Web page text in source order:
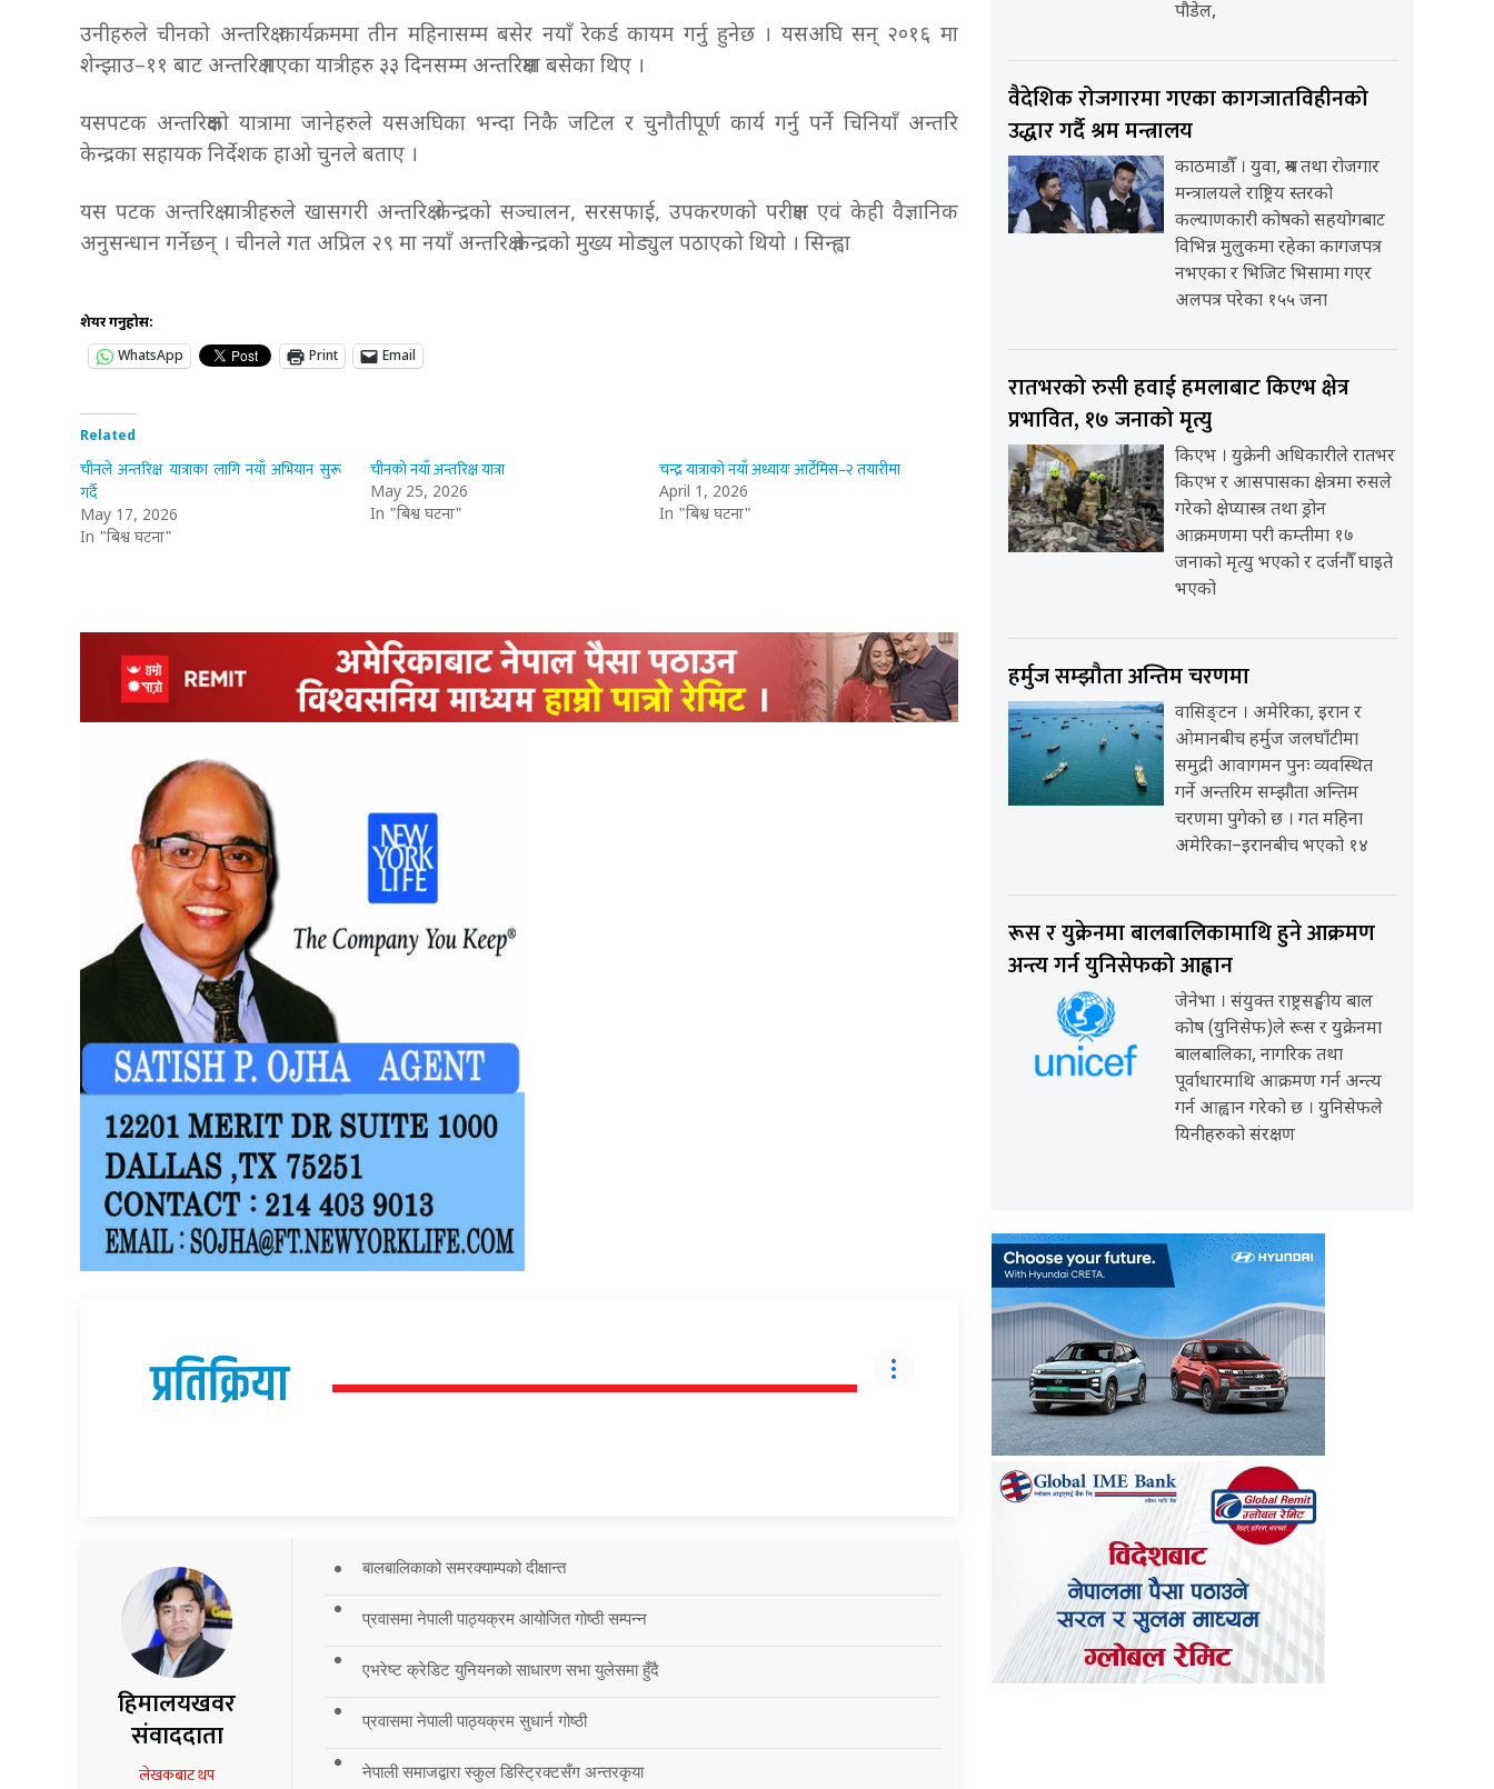
उनीहरुले चीनको अन्तरिक्ष कार्यक्रममा तीन महिनासम्म बसेर नयाँ रेकर्ड कायम गर्नु हुनेछ । यसअघि सन् २०१६ मा
शेन्झाउ–११ बाट अन्तरिक्ष गएका यात्रीहरु ३३ दिनसम्म अन्तरिक्षमा बसेका थिए ।
यसपटक अन्तरिक्षको यात्रामा जानेहरुले यसअघिका भन्दा निकै जटिल र चुनौतीपूर्ण कार्य गर्नु पर्ने चिनियाँ अन्तरिक्ष
केन्द्रका सहायक निर्देशक हाओ चुनले बताए ।
यस पटक अन्तरिक्ष यात्रीहरुले खासगरी अन्तरिक्ष केन्द्रको सञ्चालन, सरसफाई, उपकरणको परीक्षण एवं केही वैज्ञानिक
अनुसन्धान गर्नेछन् । चीनले गत अप्रिल २९ मा नयाँ अन्तरिक्ष केन्द्रको मुख्य मोड्युल पठाएको थियो । सिन्ह्वा
शेयर गर्नुहोस:
WhatsApp
Print Email
Related
चीनले अन्तरिक्ष यात्राका लागि नयाँ अभियान सुरू
गर्दै
May 17, 2026
In "बिश्व घटना"
चीनको नयाँ अन्तरिक्ष यात्रा
May 25, 2026
In "बिश्व घटना"
चन्द्र यात्राको नयाँ अध्यायः आर्टेमिस–२ तयारीमा
April 1, 2026
In "बिश्व घटना"
प्रतिक्रिया
हिमालयखवर
संवाददाता
लेखकबाट थप
बालबालिकाको समरक्याम्पको दीक्षान्त
प्रवासमा नेपाली पाठ्यक्रम आयोजित गोष्ठी सम्पन्न
एभरेष्ट क्रेडिट युनियनको साधारण सभा युलेसमा हुँदै
प्रवासमा नेपाली पाठ्यक्रम सुधार्न गोष्ठी
नेपाली समाजद्वारा स्कुल डिस्ट्रिक्टसँग अन्तरकृया
पौडेल,
वैदेशिक रोजगारमा गएका कागजातविहीनको
उद्धार गर्दै श्रम मन्त्रालय
काठमाडौँ । युवा, श्रम तथा रोजगार
मन्त्रालयले राष्ट्रिय स्तरको
कल्याणकारी कोषको सहयोगबाट
विभिन्न मुलुकमा रहेका कागजपत्र
नभएका र भिजिट भिसामा गएर
अलपत्र परेका १५५ जना
रातभरको रुसी हवाई हमलाबाट किएभ क्षेत्र
प्रभावित, १७ जनाको मृत्यु
किएभ । युक्रेनी अधिकारीले रातभर
किएभ र आसपासका क्षेत्रमा रुसले
गरेको क्षेप्यास्त्र तथा ड्रोन
आक्रमणमा परी कम्तीमा १७
जनाको मृत्यु भएको र दर्जनौँ घाइते
भएको
हर्मुज सम्झौता अन्तिम चरणमा
वासिङ्टन । अमेरिका, इरान र
ओमानबीच हर्मुज जलघाँटीमा
समुद्री आवागमन पुनः व्यवस्थित
गर्ने अन्तरिम सम्झौता अन्तिम
चरणमा पुगेको छ । गत महिना
अमेरिका–इरानबीच भएको १४
रूस र युक्रेनमा बालबालिकामाथि हुने आक्रमण
अन्त्य गर्न युनिसेफको आह्वान
जेनेभा । संयुक्त राष्ट्रसङ्घीय बाल
कोष (युनिसेफ)ले रूस र युक्रेनमा
बालबालिका, नागरिक तथा
पूर्वाधारमाथि आक्रमण गर्न अन्त्य
गर्न आह्वान गरेको छ । युनिसेफले
यिनीहरुको संरक्षण